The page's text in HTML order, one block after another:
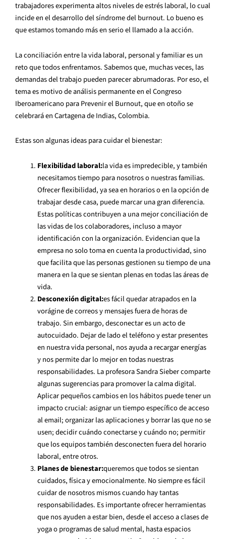
trabajadores experimenta altos niveles de estrés laboral, lo cual
incide en el desarrollo del síndrome del burnout. Lo bueno es
que estamos tomando más en serio el llamado a la acción.
La conciliación entre la vida laboral, personal y familiar es un
reto que todos enfrentamos. Sabemos que, muchas veces, las
demandas del trabajo pueden parecer abrumadoras. Por eso, el
tema es motivo de análisis permanente en el Congreso
Iberoamericano para Prevenir el Burnout, que en otoño se
celebrará en Cartagena de Indias, Colombia.
Estas son algunas ideas para cuidar el bienestar:
Flexibilidad laboral:la vida es impredecible, y también
necesitamos tiempo para nosotros o nuestras familias.
Ofrecer flexibilidad, ya sea en horarios o en la opción de
trabajar desde casa, puede marcar una gran diferencia.
Estas políticas contribuyen a una mejor conciliación de
las vidas de los colaboradores, incluso a mayor
identificación con la organización. Evidencian que la
empresa no solo toma en cuenta la productividad, sino
que facilita que las personas gestionen su tiempo de una
manera en la que se sientan plenas en todas las áreas de
vida.
Desconexión digital:es fácil quedar atrapados en la
vorágine de correos y mensajes fuera de horas de
trabajo. Sin embargo, desconectar es un acto de
autocuidado. Dejar de lado el teléfono y estar presentes
en nuestra vida personal, nos ayuda a recargar energías
y nos permite dar lo mejor en todas nuestras
responsabilidades. La profesora Sandra Sieber comparte
algunas sugerencias para promover la calma digital.
Aplicar pequeños cambios en los hábitos puede tener un
impacto crucial: asignar un tiempo específico de acceso
al email; organizar las aplicaciones y borrar las que no se
usen; decidir cuándo conectarse y cuándo no; permitir
que los equipos también desconecten fuera del horario
laboral, entre otros.
Planes de bienestar:queremos que todos se sientan
cuidados, física y emocionalmente. No siempre es fácil
cuidar de nosotros mismos cuando hay tantas
responsabilidades. Es importante ofrecer herramientas
que nos ayuden a estar bien, desde el acceso a clases de
yoga o programas de salud mental, hasta espacios